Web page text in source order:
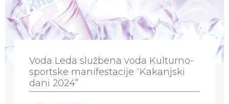
Voda Leda službena voda Kulturno-
sportske manifestacije “Kakanjski
dani 2024”